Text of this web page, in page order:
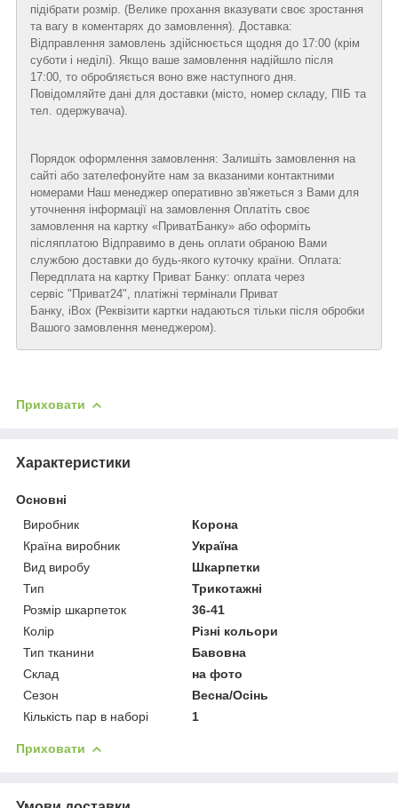
підібрати розмір. (Велике прохання вказувати своє зростання
та вагу в коментарях до замовлення). Доставка:
Відправлення замовлень здійснюється щодня до 17:00 (крім
суботи і неділі). Якщо ваше замовлення надійшло після
17:00, то обробляється воно вже наступного дня.
Повідомляйте дані для доставки (місто, номер складу, ПІБ та
тел. одержувача).
Порядок оформлення замовлення: Залишіть замовлення на
сайті або зателефонуйте нам за вказаними контактними
номерами Наш менеджер оперативно зв'яжеться з Вами для
уточнення інформації на замовлення Оплатіть своє
замовлення на картку «ПриватБанку» або оформіть
післяплатою Відправимо в день оплати обраною Вами
службою доставки до будь-якого куточку країни. Оплата:
Передплата на картку Приват Банку: оплата через
сервіс "Приват24", платіжні термінали Приват
Банку, iBox (Реквізити картки надаються тільки після обробки
Вашого замовлення менеджером).
Приховати
Характеристики
Основні
Виробник
Корона
Країна виробник
Україна
Вид виробу
Шкарпетки
Тип
Трикотажні
Розмір шкарпеток
36-41
Колір
Різні кольори
Тип тканини
Бавовна
Склад
на фото
Сезон
Весна/Осінь
Кількість пар в наборі
1
Приховати